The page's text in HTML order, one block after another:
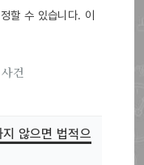
할 수 있습니다. 이
건
않으면 법적으